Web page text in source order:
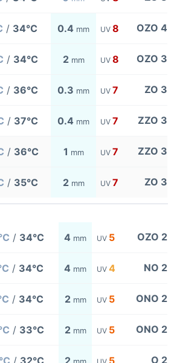
/ 34°C 0.4 mm UV 8 OZO 4
/ 34°C 2 mm UV 8 OZO 3
/ 36°C 0.3 mm UV 7 ZO 3
/ 37°C 0.4 mm UV 7 ZZO 3
/ 36°C 1 mm UV 7 ZZO 3
/ 35°C 2 mm UV 7 ZO 3
/ 34°C 4 mm UV 5 OZO 2
/ 34°C 4 mm UV 4 NO 2
/ 34°C 2 mm UV 5 ONO 2
/ 33°C 2 mm UV 5 ONO 2
/ 32°C 2 5 O 2